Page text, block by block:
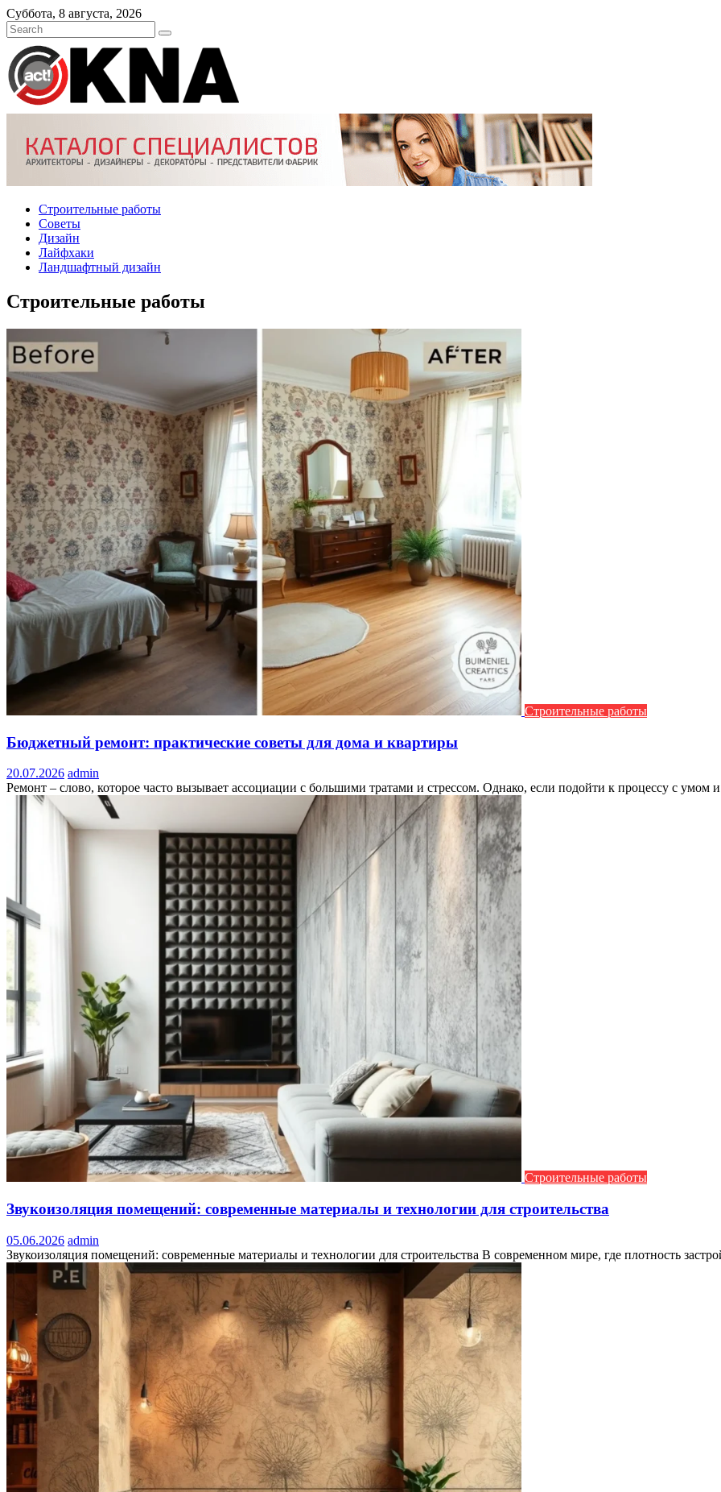
Skip
to
content
Суббота, 8 августа, 2026
Строительные работы
Советы
Дизайн
Лайфхаки
Ландшафтный дизайн
Строительные работы
Строительные работы
Бюджетный ремонт: практические советы для дома и квартиры
20.07.2026 admin
Ремонт – слово, которое часто вызывает ассоциации с большими тратами и стрессом. Однако, если подойти к процессу с умом и
Строительные работы
Звукоизоляция помещений: современные материалы и технологии для строительства
05.06.2026 admin
Звукоизоляция помещений: современные материалы и технологии для строительства В современном мире, где плотность